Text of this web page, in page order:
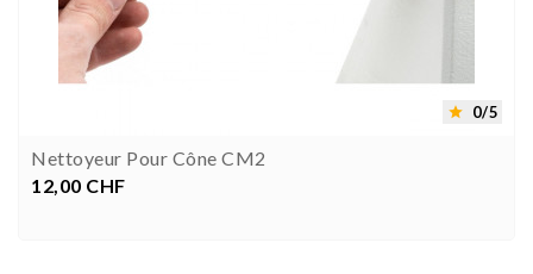
 0/5
Nettoyeur Pour Cône CM2
Prix
12,00 CHF